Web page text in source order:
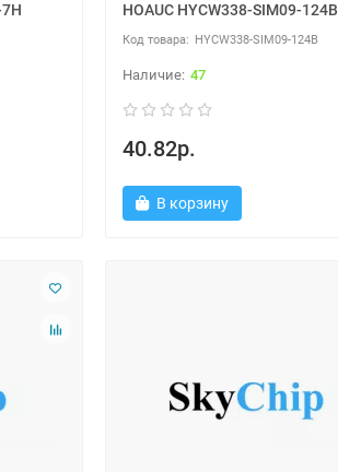
HOAUC HYCW338-SIM09-124B
HYCW338-SIM09-124B
47
40.82р.
В корзину